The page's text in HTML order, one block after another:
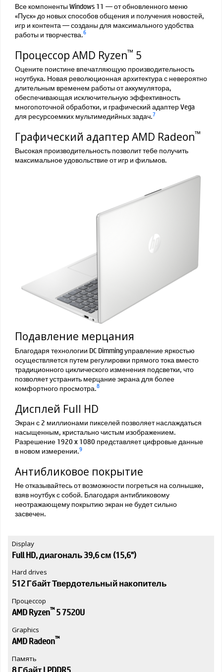
Все компоненты Windows 11 — от обновленного меню
«Пуск» до новых способов общения и получения новостей,
игр и контента — созданы для максимального удобства
работы и творчества.6
Процессор AMD Ryzen™ 5
Оцените поистине впечатляющую производительность
ноутбука. Новая революционная архитектура с невероятно
длительным временем работы от аккумулятора,
обеспечивающая исключительную эффективность
многопоточной обработки, и графический адаптер Vega
для ресурсоемких мультимедийных задач.7
Графический адаптер AMD Radeon™
Высокая производительность позволит тебе получить
максимальное удовольствие от игр и фильмов.
Подавление мерцания
Благодаря технологии DC Dimming управление яркостью
осуществляется путем регулировки прямого тока вместо
традиционного циклического изменения подсветки, что
позволяет устранить мерцание экрана для более
комфортного просмотра.8
Дисплей Full HD
Экран с 2 миллионами пикселей позволяет наслаждаться
насыщенным, кристально чистым изображением.
Разрешение 1920 x 1080 представляет цифровые данные
в новом измерении.9
Антибликовое покрытие
Не отказывайтесь от возможности погреться на солнышке,
взяв ноутбук с собой. Благодаря антибликовому
неотражающему покрытию экран не будет сильно
засвечен.
Display
Full HD, диагональ 39,6 см (15,6")
Hard drives
512 Гбайт Твердотельный накопитель
Процессор
AMD Ryzen™5 7520U
Graphics
AMD Radeon™
Память
8 Гбайт LPDDR5